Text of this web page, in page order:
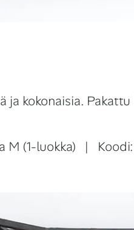
kokonaisia.
M (1-luokka) |